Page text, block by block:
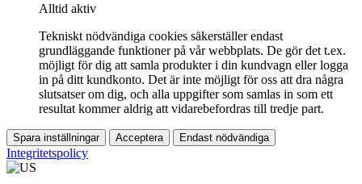
Alltid aktiv
Tekniskt nödvändiga cookies säkerställer endast
grundläggande funktioner på vår webbplats. De gör det t.ex.
möjligt för dig att samla produkter i din kundvagn eller logga
in på ditt kundkonto. Det är inte möjligt för oss att dra några
slutsatser om dig, och alla uppgifter som samlas in som ett
resultat kommer aldrig att vidarebefordras till tredje part.
Spara inställningar Acceptera Endast nödvändiga
Integritetspolicy